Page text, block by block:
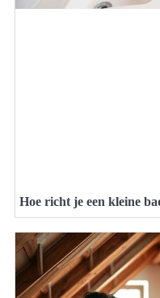
Hoe richt je een kleine